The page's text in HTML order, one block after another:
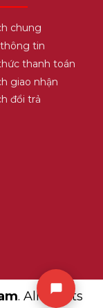
chung
tin
thanh toán
giao nhận
đổi trả
. All Rights